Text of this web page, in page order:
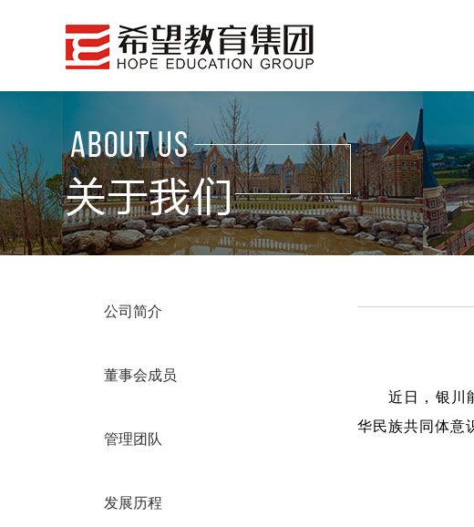
公司简介
董事会成员
管理团队
发展历程
近日，银川
华民族共同体意